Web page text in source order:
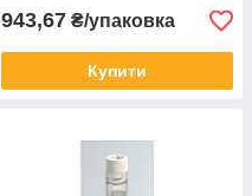
943,67 ₴/упаковка
Купити